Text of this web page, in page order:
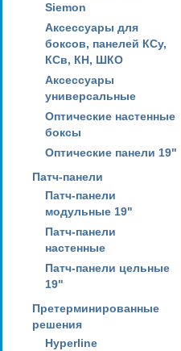
Siemon
Аксессуары для
боксов, панелей КСу,
КСв, КН, ШКО
Аксессуары
универсальные
Оптические настенные
боксы
Оптические панели 19"
Патч-панели
Патч-панели
модульные 19"
Патч-панели
настенные
Патч-панели цельные
19"
Претерминированные
решения
Hyperline